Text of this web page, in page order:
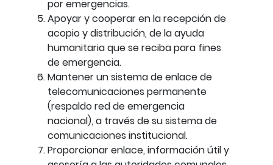
por emergencias.
Apoyar y cooperar en la recepción de
acopio y distribución, de la ayuda
humanitaria que se reciba para fines
de emergencia.
Mantener un sistema de enlace de
telecomunicaciones permanente
(respaldo red de emergencia
nacional), a través de su sistema de
comunicaciones institucional.
Proporcionar enlace, información útil y